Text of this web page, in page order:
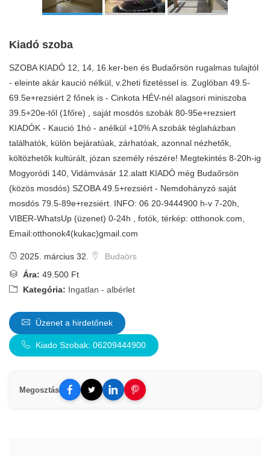
Kiadó szoba
SZOBA KIADÓ 12, 14, 16.ker-ben és Budaőrsön rugalmas tulajtól
- eleinte akár kaució nélkül, v.2heti fizetéssel is. Zuglóban 49.5-
69.5e+rezsiért 2 főnek is - Cinkota HÉV-nél alagsori miniszoba
39.5+20e-től (1főre) , saját mosdós szobák 80-95e+rezsiert
KIADÓK - Kaució 1hó - anélkül +10% A szobák téglaházban
találhatók, külön bejáratúak, zárhatóak, azonnal nézhetők,
költözhetők kultúrált, józan személy részére! Megtekintés 8-20h-ig
Mogyoródi 140, Vidámvásár 12.alatt KIADÓ még Budaőrsön
(közös mosdós) SZOBA 49.5+rezsiért - Nemdohányzó saját
mosdós 79.5-89e+rezsiért. INFO: 06 20-9444900 h-v 7-20h,
VIBER-WhatsUp (üzenet) 0-24h , fotók, térkép: otthonok.com,
Email:otthonok4(kukac)gmail.com
2025. március 32.
Budaörs
Ára: 49.500 Ft
Kategória: Ingatlan - albérlet
Üzenet a hirdetőnek
Kiado Szobak: 06209444900
Megosztás